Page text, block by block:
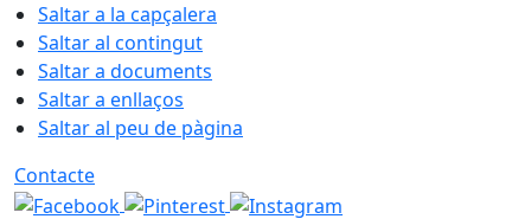
Saltar a la capçalera
Saltar al contingut
Saltar a documents
Saltar a enllaços
Saltar al peu de pàgina
Contacte